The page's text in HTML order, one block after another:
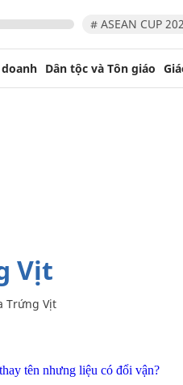
# ASEAN CUP
Dân tộc và Tôn giáo
Vịt
Trứng Vịt